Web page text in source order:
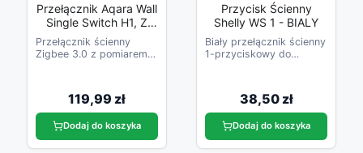
Przełącznik Aqara Wall
Single Switch H1, Z
Neutral, Zigbee 3.0,
EU, WS-EUK03
Przełącznik ścienny
Zigbee 3.0 z pomiarem
119,99 zł
Dodaj do koszyka
Przycisk Ścienny
Shelly WS 1 - BIALY
Biały przełącznik ścienny
1-przyciskowy do
38,50 zł
Dodaj do koszyka